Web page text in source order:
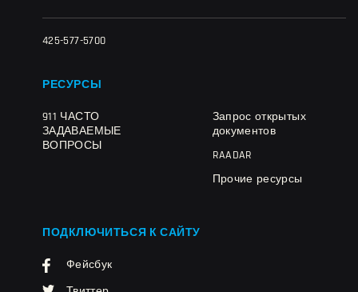
425-577-5700
РЕСУРСЫ
911 ЧАСТО
ЗАДАВАЕМЫЕ
ВОПРОСЫ
Запрос открытых
документов
RAADAR
Прочие ресурсы
ПОДКЛЮЧИТЬСЯ К САЙТУ
Фейсбук